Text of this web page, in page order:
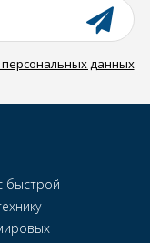
данных
быстрой